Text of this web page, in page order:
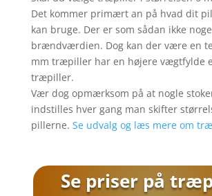
Det kommer primært an på hvad dit
kan bruge. Der er som sådan ikke
brændværdien. Dog kan der være en
mm træpiller har en højere vægtfylde
træpiller.
Vær dog opmærksom på at nogle
indstilles hver gang man skifter
pillerne. Se udvalg og læs mere om
Se priser på